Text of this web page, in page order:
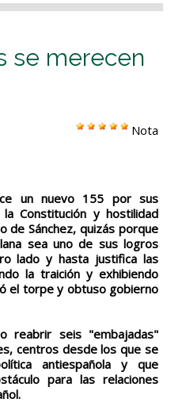
se merecen
Nota
un nuevo 155 por sus
Constitución y hostilidad
de Sánchez, quizás porque
sea uno de sus logros
lado y hasta justifica las
la traición y exhibiendo
el torpe y obtuso gobierno
reabrir seis "embajadas"
centros desde los que se
antiespañola y que
para las relaciones